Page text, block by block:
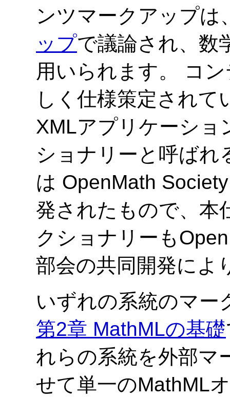
ンツマークアップは
ップで議論され、数
用いられます。 コ
しく仕様策定されて
XMLアプリケーショ
ショナリーと呼ばれ
は OpenMath
発されたもので、本
クショナリーも
部会の共同開発によ
いずれの系統のマー
第2章 MathMLの基礎
れらの系統を外部マ
せて単一のMathML